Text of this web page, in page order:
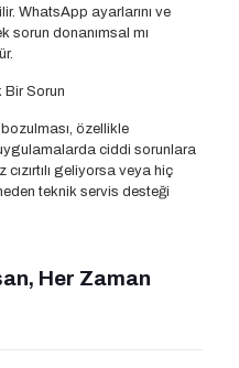
WhatsApp ayarlarını ve
sorun donanımsal mı
Bir Sorun
özellikle
ciddi sorunlara
geliyorsa veya hiç
teknik servis desteği
Her Zaman